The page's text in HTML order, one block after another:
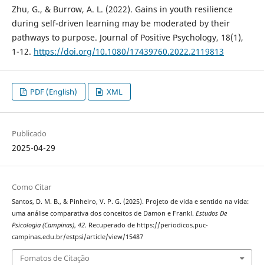
Zhu, G., & Burrow, A. L. (2022). Gains in youth resilience
during self-driven learning may be moderated by their
pathways to purpose. Journal of Positive Psychology, 18(1),
1-12. https://doi.org/10.1080/17439760.2022.2119813
PDF (English) XML
Publicado
2025-04-29
Como Citar
Santos, D. M. B., & Pinheiro, V. P. G. (2025). Projeto de vida e sentido na vida:
uma análise comparativa dos conceitos de Damon e Frankl. Estudos De
Psicologia (Campinas), 42. Recuperado de https://periodicos.puc-
campinas.edu.br/estpsi/article/view/15487
Fomatos de Citação